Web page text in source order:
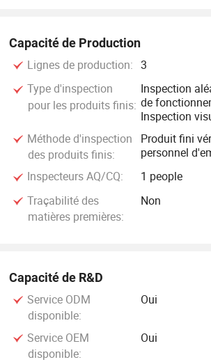
Capacité de Production
Lignes de production: 3
Type d'inspection
pour les produits finis:
Inspection
de
Inspection
Méthode d'inspection
des produits finis:
Produit fini
personnel
Inspecteurs AQ/CQ:
1 people
Traçabilité des
matières premières:
Non
Capacité de R&D
Service ODM
disponible:
Oui
Service OEM
disponible:
Oui